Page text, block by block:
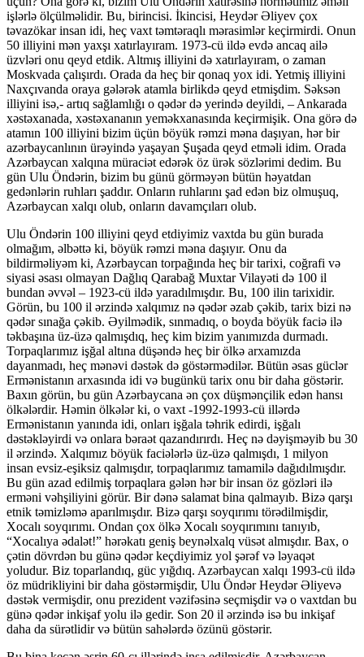
işlərlə ölçülməlidir. Bu, birincisi. İkincisi, Heydər Əliyev çox
təvazökar insan idi, heç vaxt təmtəraqlı mərasimlər keçirmirdi. Onun
50 illiyini mən yaxşı xatırlayıram. 1973-cü ildə evdə ancaq ailə
üzvləri onu qeyd etdik. Altmış illiyini də xatırlayıram, o zaman
Moskvada çalışırdı. Orada da heç bir qonaq yox idi. Yetmiş illiyini
Naxçıvanda oraya gələrək atamla birlikdə qeyd etmişdim. Səksən
illiyini isə,- artıq sağlamlığı o qədər də yerində deyildi, – Ankarada
xəstəxanada, xəstəxananın yeməkxanasında keçirmişik. Ona görə də
atamın 100 illiyini bizim üçün böyük rəmzi məna daşıyan, hər bir
azərbaycanlının ürəyində yaşayan Şuşada qeyd etməli idim. Orada
Azərbaycan xalqına müraciət edərək öz ürək sözlərimi dedim. Bu
gün Ulu Öndərin, bizim bu günü görməyən bütün həyatdan
gedənlərin ruhları şaddır. Onların ruhlarını şad edən biz olmuşuq,
Azərbaycan xalqı olub, onların davamçıları olub.
Ulu Öndərin 100 illiyini qeyd etdiyimiz vaxtda bu gün burada
olmağım, əlbəttə ki, böyük rəmzi məna daşıyır. Onu da
bildirməliyəm ki, Azərbaycan torpağında heç bir tarixi, coğrafi və
siyasi əsası olmayan Dağlıq Qarabağ Muxtar Vilayəti də 100 il
bundan əvvəl – 1923-cü ildə yaradılmışdır. Bu, 100 ilin tarixidir.
Görün, bu 100 il ərzində xalqımız nə qədər əzab çəkib, tarix bizi nə
qədər sınağa çəkib. Əyilmədik, sınmadıq, o boyda böyük faciə ilə
təkbaşına üz-üzə qalmışdıq, heç kim bizim yanımızda durmadı.
Torpaqlarımız işğal altına düşəndə heç bir ölkə arxamızda
dayanmadı, heç mənəvi dəstək də göstərmədilər. Bütün əsas güclər
Ermənistanın arxasında idi və bugünkü tarix onu bir daha göstərir.
Baxın görün, bu gün Azərbaycana ən çox düşmənçilik edən hansı
ölkələrdir. Həmin ölkələr ki, o vaxt -1992-1993-cü illərdə
Ermənistanın yanında idi, onları işğala təhrik edirdi, işğalı
dəstəkləyirdi və onlara bəraət qazandırırdı. Heç nə dəyişməyib bu 30
il ərzində. Xalqımız böyük faciələrlə üz-üzə qalmışdı, 1 milyon
insan evsiz-eşiksiz qalmışdır, torpaqlarımız tamamilə dağıdılmışdır.
Bu gün azad edilmiş torpaqlara gələn hər bir insan öz gözləri ilə
erməni vəhşiliyini görür. Bir dənə salamat bina qalmayıb. Bizə qarşı
etnik təmizləmə aparılmışdır. Bizə qarşı soyqırımı törədilmişdir,
Xocalı soyqırımı. Ondan çox ölkə Xocalı soyqırımını tanıyıb,
“Xocalıya ədalət!” hərəkatı geniş beynəlxalq vüsət almışdır. Bax, o
çətin dövrdən bu günə qədər keçdiyimiz yol şərəf və ləyaqət
yoludur. Biz toparlandıq, güc yığdıq. Azərbaycan xalqı 1993-cü ildə
öz müdrikliyini bir daha göstərmişdir, Ulu Öndər Heydər Əliyevə
dəstək vermişdir, onu prezident vəzifəsinə seçmişdir və o vaxtdan bu
günə qədər inkişaf yolu ilə gedir. Son 20 il ərzində isə bu inkişaf
daha da sürətlidir və bütün sahələrdə özünü göstərir.